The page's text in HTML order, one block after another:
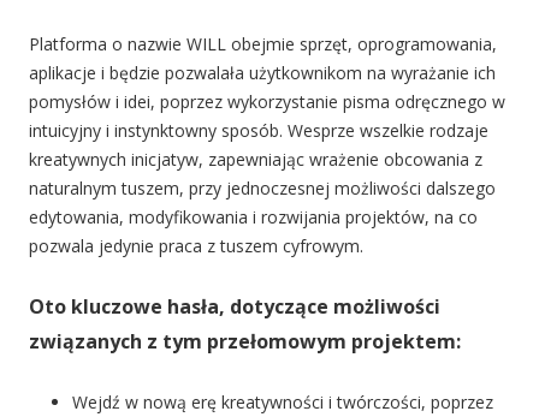
Platforma o nazwie WILL obejmie sprzęt, oprogramowania,
aplikacje i będzie pozwalała użytkownikom na wyrażanie ich
pomysłów i idei, poprzez wykorzystanie pisma odręcznego w
intuicyjny i instynktowny sposób. Wesprze wszelkie rodzaje
kreatywnych inicjatyw, zapewniając wrażenie obcowania z
naturalnym tuszem, przy jednoczesnej możliwości dalszego
edytowania, modyfikowania i rozwijania projektów, na co
pozwala jedynie praca z tuszem cyfrowym.
Oto kluczowe hasła, dotyczące możliwości
związanych z tym przełomowym projektem:
Wejdź w nową erę kreatywności i twórczości, poprzez